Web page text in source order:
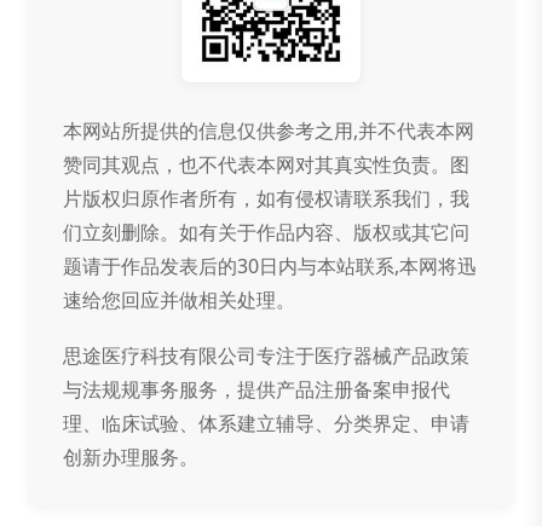
本网站所提供的信息仅供参考之用,并不代表本网
赞同其观点，也不代表本网对其真实性负责。图
片版权归原作者所有，如有侵权请联系我们，我
们立刻删除。如有关于作品内容、版权或其它问
题请于作品发表后的30日内与本站联系,本网将迅
速给您回应并做相关处理。
思途医疗科技有限公司专注于医疗器械产品政策
与法规规事务服务，提供产品注册备案申报代
理、临床试验、体系建立辅导、分类界定、申请
创新办理服务。